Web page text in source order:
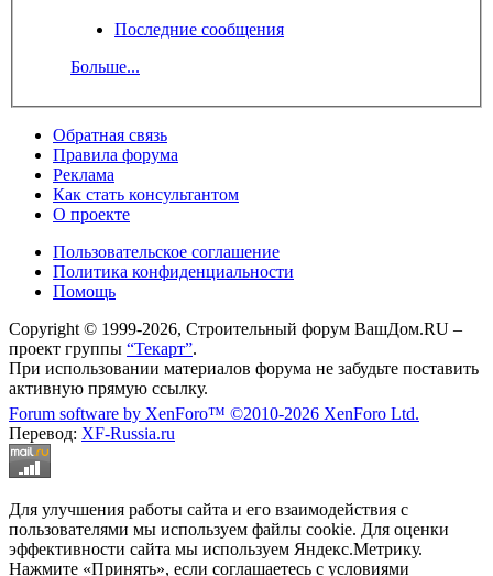
Последние сообщения
Больше...
Обратная связь
Правила форума
Реклама
Как стать консультантом
О проекте
Пользовательское соглашение
Политика конфиденциальности
Помощь
Copyright © 1999-2026, Строительный форум ВашДом.RU –
проект группы “Текарт”.
При использовании материалов форума не забудьте поставить
активную прямую ссылку.
Forum software by XenForo™ ©2010-2026 XenForo Ltd.
Перевод: XF-Russia.ru
Для улучшения работы сайта и его взаимодействия с
пользователями мы используем файлы cookie. Для оценки
эффективности сайта мы используем Яндекс.Метрику.
Нажмите «Принять», если соглашаетесь с условиями